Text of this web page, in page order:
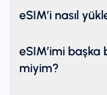
eSIM’i nasıl
eSIM’imi
miyim?